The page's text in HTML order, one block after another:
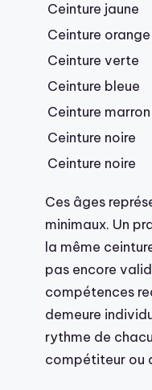
Ceinture jaune
Ceinture orange
Ceinture verte
Ceinture bleue
Ceinture marron
Ceinture noire
Ceinture noire
Ces âges
minimaux. Un
la même
pas encore
compétences
demeure
rythme de
compétiteur ou